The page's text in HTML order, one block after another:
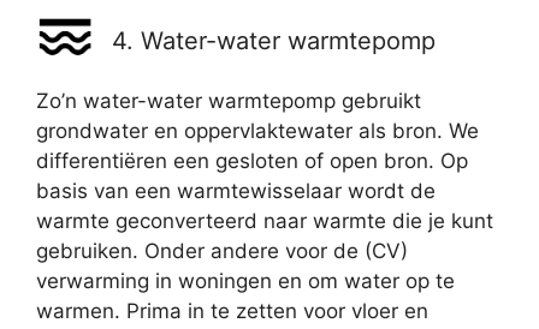
4. Water-water warmtepomp
Zo’n water-water warmtepomp gebruikt
grondwater en oppervlaktewater als bron. We
differentiëren een gesloten of open bron. Op
basis van een warmtewisselaar wordt de
warmte geconverteerd naar warmte die je kunt
gebruiken. Onder andere voor de (CV)
verwarming in woningen en om water op te
warmen. Prima in te zetten voor vloer en